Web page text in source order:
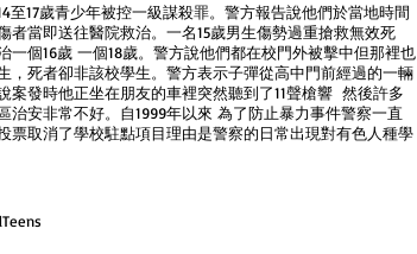
至17歲青少年被控一級謀殺罪。警方報告說他們於當地時間
者當即送往醫院救治。一名15歲男生傷勢過重搶救無效死
個16歲 一個18歲。警方說他們都在校門外被擊中但那裡也
，死者卻非該校學生。警方表示子彈從高中門前經過的一輛
發時他正坐在朋友的車裡突然聽到了11聲槍響  然後許多
治安非常不好。自1999年以來 為了防止暴力事件警察一直
票取消了學校駐點項目理由是警察的日常出現對有色人種學
Teens